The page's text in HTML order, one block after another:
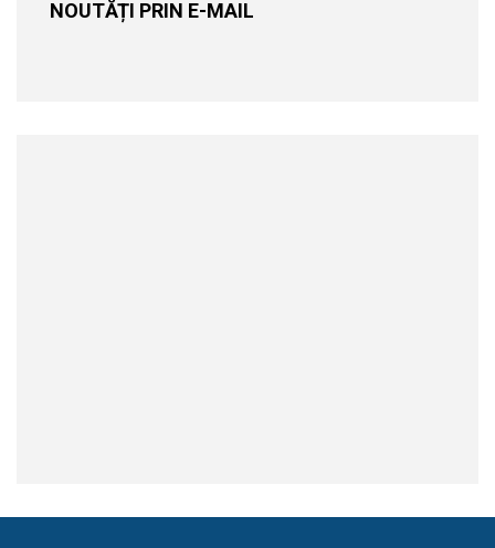
NOUTĂȚI PRIN E-MAIL